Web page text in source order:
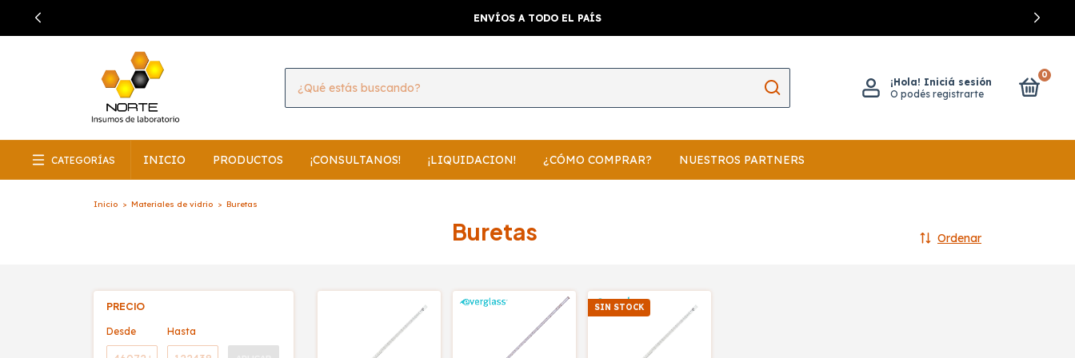
ENVÍOS A TODO EL PAÍS
¡Hola! Iniciá sesión
O podés registrarte
0
CATEGORÍAS INICIO PRODUCTOS ¡CONSULTANOS! ¡LIQUIDACION! ¿CÓMO COMPRAR? NUESTROS PARTNERS
Inicio > Materiales de vidrio > Buretas
Buretas Ordenar
PRECIO
Desde Hasta
SIN STOCK